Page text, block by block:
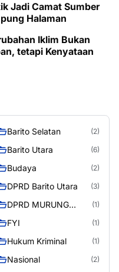
Jadi Camat Sumber
Halaman
Iklim Bukan
tetapi Kenyataan
Barito Selatan (2)
Barito Utara (6)
Budaya (2)
DPRD Barito Utara (3)
DPRD MURUNG
(1)
FYI (1)
Hukum Kriminal (1)
Nasional (2)